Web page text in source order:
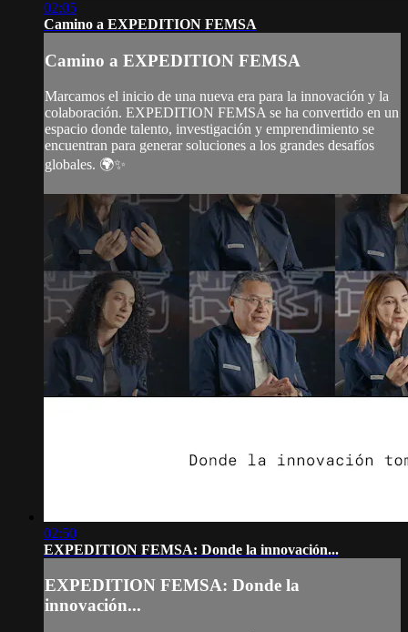
02:05
Camino a EXPEDITION FEMSA
Camino a EXPEDITION FEMSA
Marcamos el inicio de una nueva era para la innovación y la
colaboración. EXPEDITION FEMSA se ha convertido en un
espacio donde talento, investigación y emprendimiento se
encuentran para generar soluciones a los grandes desafíos
globales. 🌍✨
02:50
EXPEDITION FEMSA: Donde la innovación...
EXPEDITION FEMSA: Donde la
innovación...